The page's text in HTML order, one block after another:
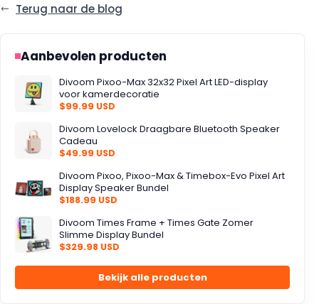
Terug naar de blog
Aanbevolen producten
Divoom Pixoo-Max 32x32 Pixel Art LED-display
voor kamerdecoratie
$99.99 USD
Divoom Lovelock Draagbare Bluetooth Speaker
Cadeau
$49.99 USD
Divoom Pixoo, Pixoo-Max & Timebox-Evo Pixel Art
Display Speaker Bundel
$188.99 USD
Divoom Times Frame + Times Gate Zomer
Slimme Display Bundel
$329.98 USD
Bekijk alle producten